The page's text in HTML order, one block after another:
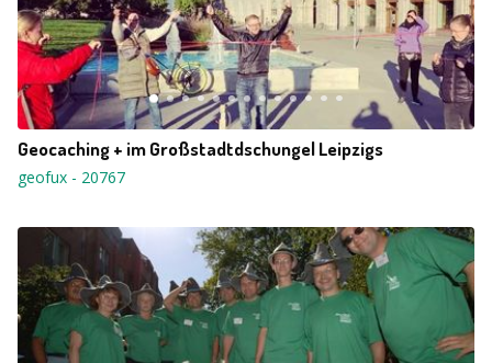
Geocaching + im Großstadtdschungel Leipzigs
geofux - 20767